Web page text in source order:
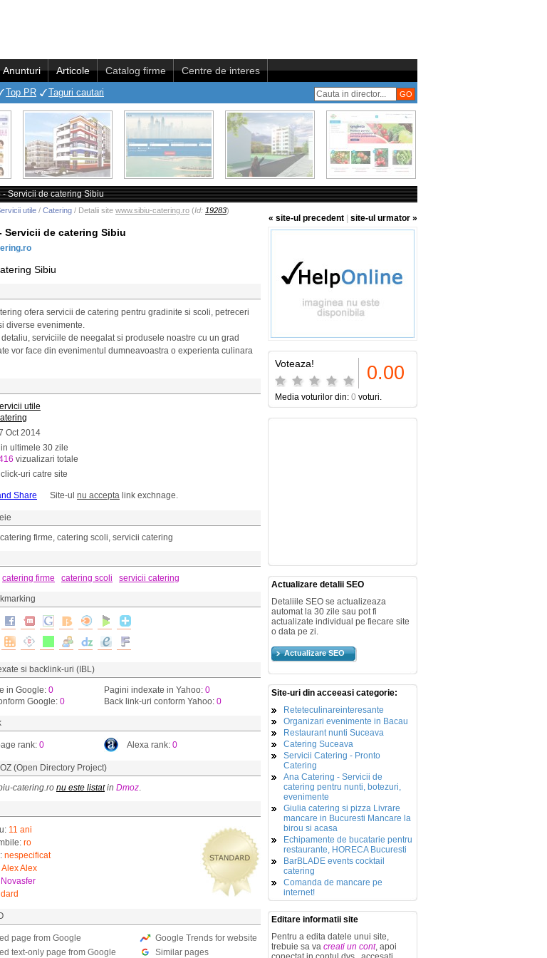
Anunturi Articole Catalog firme Centre de interes
Top PR Taguri cautari
- Servicii de catering Sibiu
utile / Catering / Detalii site www.sibiu-catering.ro (Id: 19283)
« site-ul precedent site-ul urmator »
Servicii de catering Sibiu
Sibiu
ofera servicii de catering pentru gradinite si scoli, petreceri
diverse evenimente.
serviciile de neegalat si produsele noastre cu un grad
vor face din evenimentul dumneavoastra o experienta culinara
utile
Oct 2014
in ultimele 30 zile
vizualizari totale
click-uri catre site
Site-ul nu accepta link exchnage.
firme, catering scoli, servicii catering
catering firme catering scoli servicii catering
si backlink-uri (IBL)
in Google: 0
Google: 0
Pagini indexate in Yahoo: 0
Back link-uri conform Yahoo: 0
rank: 0 Alexa rank: 0
(Open Directory Project)
catering.ro nu este listatin Dmoz.
11 ani
ro
nespecificat
Alex Alex
Novasfer
page from Google
text-only page from Google
Google Trends for website
Similar pages
Voteaza! 0.00
Media voturilor din: 0 voturi.
Actualizare detalii SEO
Detaliile SEO se actualizeaza
automat la 30 zile sau pot fi
actualizate individual pe fiecare site
o data pe zi.
Actualizare SEO
Site-uri din acceeasi categorie:
Reteteculinareinteresante
Organizari evenimente in Bacau
Restaurant nunti Suceava
Catering Suceava
Servicii Catering - Pronto
Catering
Ana Catering - Servicii de
catering pentru nunti, botezuri,
evenimente
Giulia catering si pizza Livrare
mancare in Bucuresti Mancare la
birou si acasa
Echipamente de bucatarie pentru
restaurante, HORECA Bucuresti
BarBLADE events cocktail
catering
Comanda de mancare pe
internet!
Editare informatii site
Pentru a edita datele unui site,
trebuie sa va creati un cont, apoi